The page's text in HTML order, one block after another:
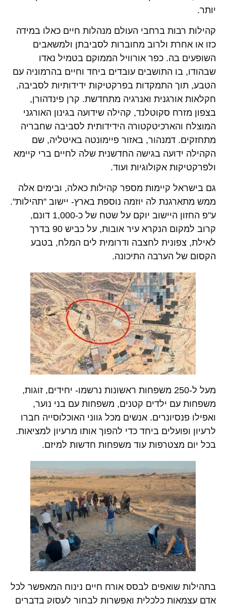
יותר.
קהילות רבות ברחבי העולם מנהלות חיים כאלו במידה
כזו או אחרת ולרוב מחוברות לסביבתן ולמשאבים
השופעים בה. כפר אורוויל הממוקם בטמיל נאדו
שבהודו, בו התושבים עובדים ביחד וחיים בהרמוניה עם
הטבע, תוך התמקדות בפרקטיקות ידידותיות לסביבה,
חקלאות אורגנית ואנרגיה מתחדשת. קרן פינדהורן,
בצפון מזרח סקוטלנד, קהילה שידועה בגינון האורגני
המוצלח והארכיטקטורה הידידותית לסביבה שחבריה
מתחזקים. דמנהור, באזור פיימונטה באיטליה, שם
הקהילה ידועה בגישה החדשנית שלה לחיים ברי קיימא
ולפרקטיקות אקולוגיות ועוד.
גם בישראל קיימות מספר קהילות כאלה, ובימים אלה
ממש מתארגנת לה יוזמה נוספת בארץ- יישוב "תהילות".
ע"פ החזון היישוב יוקם על שטח של כ-1,000 דונם,
קרוב למקום הנקרא עיר אובות, על כביש 90 בדרך
לאילת, צפונית לחצבה ודרומית לים המלח, בטבע
הקסום של הערבה התיכונה.
מעל ל-250 משפחות ראשונות נרשמו- יחידים, זוגות,
משפחות עם ילדים קטנים, משפחות עם בני נוער,
ואפילו פנסיונרים. אנשים מכל גווני האוכלוסייה חברו
לרעיון ופועלים ביחד כדי להפוך אותו מרעיון למציאות.
בכל יום מצטרפות עוד משפחות חדשות למיזם.
בתהילות שואפים לבסס אורח חיים נינוח המאפשר לכל
אדם עצמאות כלכלית ואפשרות לבחור לעסוק בדברים